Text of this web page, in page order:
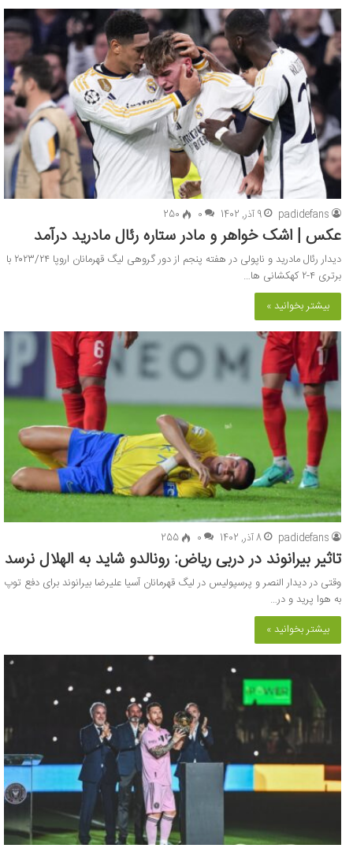
padidefans 9 آذر, 1402 0
250
عکس | اشک خواهر و مادر ستاره رئال مادرید درآمد
دیدار رئال مادرید و ناپولی در هفته پنجم از دور گروهی لیگ قهرمانان اروپا ۲۰۲۳/۲۴ با
برتری ۴-۲ کهکشانی ها…
بیشتر بخوانید »
padidefans 8 آذر, 1402 0
255
تاثیر بیرانوند در دربی ریاض: رونالدو شاید به الهلال نرسد
وقتی در دیدار النصر و پرسپولیس در لیگ قهرمانان آسیا علیرضا ‏بیرانوند برای دفع توپ
به هوا پرید و در…
بیشتر بخوانید »